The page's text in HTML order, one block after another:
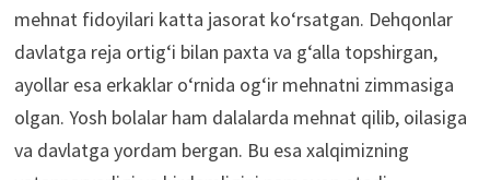
mehnat fidoyilari katta jasorat ko‘rsatgan. Dehqonlar
davlatga reja ortig‘i bilan paxta va g‘alla topshirgan,
ayollar esa erkaklar o‘rnida og‘ir mehnatni zimmasiga
olgan. Yosh bolalar ham dalalarda mehnat qilib, oilasiga
va davlatga yordam bergan. Bu esa xalqimizning